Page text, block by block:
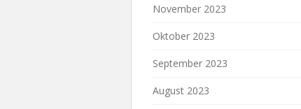
November 2023
Oktober 2023
September 2023
August 2023